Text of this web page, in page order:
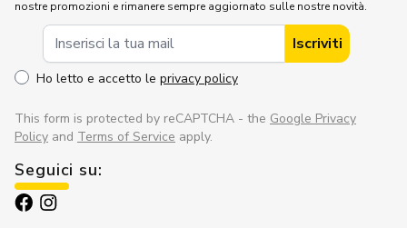
nostre promozioni e rimanere sempre aggiornato sulle nostre novità.
Iscriviti
Ho letto e accetto le privacy policy
This form is protected by reCAPTCHA - the Google Privacy
Policy and Terms of Service apply.
Seguici su: